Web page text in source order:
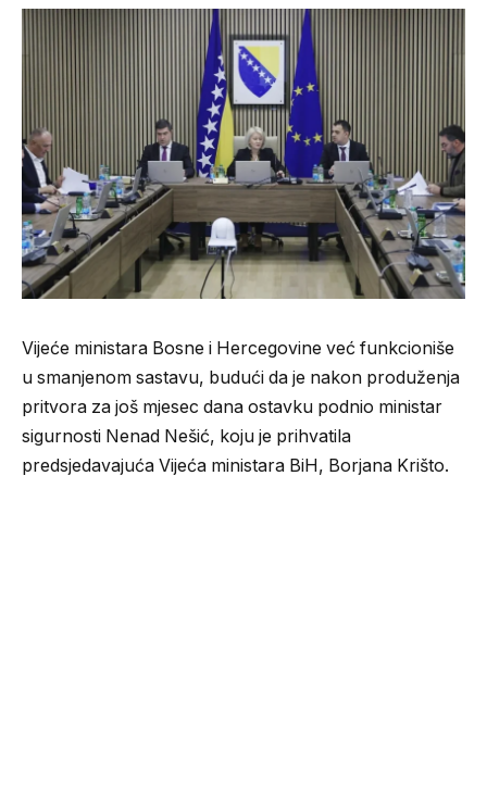
Vijeće ministara Bosne i Hercegovine već funkcioniše
u smanjenom sastavu, budući da je nakon produženja
pritvora za još mjesec dana ostavku podnio ministar
sigurnosti Nenad Nešić, koju je prihvatila
predsjedavajuća Vijeća ministara BiH, Borjana Krišto.